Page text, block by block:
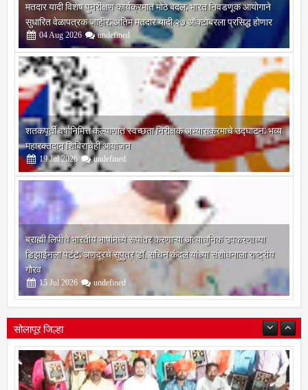
मतदार यादी विशेष पुनरीक्षण कार्यक्रमात मोठे बदल; भारत निवडणूक आयोगाने
सुधारित वेळापत्रक जाहीर; अंतिम मतदार यादी २७ ऑक्टोबरला प्रसिद्ध होणार
04 Aug 2026 undefined
शतकपूर्ती वर्षानिमित्त कल्याणात स्वच्छता निरीक्षक अभ्यासक्रमाचे उद्घाटन; भव्य
महारक्तदान शिबिराचेही आयोजन
19 Jul 2026 undefined
ब्राह्मी लिपीचे भारतीय भाषांमध्ये रूपांतर करणाऱ्या अत्याधुनिक उपकरणाच्या
डिझाईनला पेटंट; अणदूरचे सुपुत्र डॉ. सचिन कंदले यांच्या संशोधनाला राष्ट्रीय
गौरव
15 Jul 2026 undefined
सोलापूर जिल्हा